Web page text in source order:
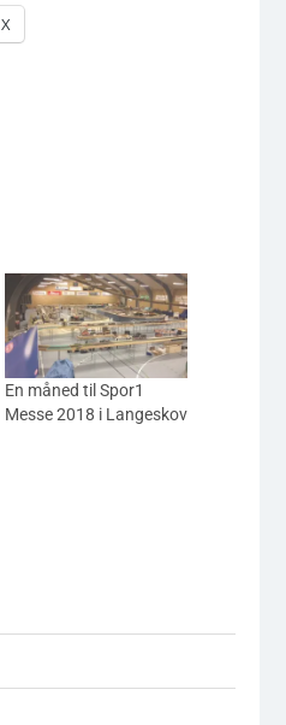
X
En måned til Spor1
Messe 2018 i Langeskov